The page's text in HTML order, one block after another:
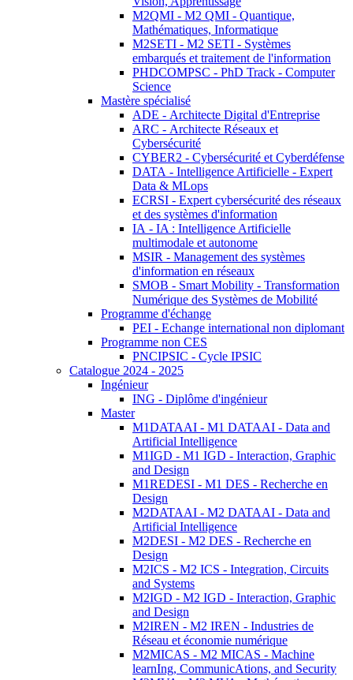
M2QMI - M2 QMI - Quantique,
Mathématiques, Informatique
M2SETI - M2 SETI - Systèmes
embarqués et traitement de l'information
PHDCOMPSC - PhD Track - Computer
Science
Mastère spécialisé
ADE - Architecte Digital d'Entreprise
ARC - Architecte Réseaux et
Cybersécurité
CYBER2 - Cybersécurité et Cyberdéfense
DATA - Intelligence Artificielle - Expert
Data & MLops
ECRSI - Expert cybersécurité des réseaux
et des systèmes d'information
IA - IA : Intelligence Artificielle
multimodale et autonome
MSIR - Management des systèmes
d'information en réseaux
SMOB - Smart Mobility - Transformation
Numérique des Systèmes de Mobilité
Programme d'échange
PEI - Echange international non diplomant
Programme non CES
PNCIPSIC - Cycle IPSIC
Catalogue 2024 - 2025
Ingénieur
ING - Diplôme d'ingénieur
Master
M1DATAAI - M1 DATAAI - Data and
Artificial Intelligence
M1IGD - M1 IGD - Interaction, Graphic
and Design
M1REDESI - M1 DES - Recherche en
Design
M2DATAAI - M2 DATAAI - Data and
Artificial Intelligence
M2DESI - M2 DES - Recherche en
Design
M2ICS - M2 ICS - Integration, Circuits
and Systems
M2IGD - M2 IGD - Interaction, Graphic
and Design
M2IREN - M2 IREN - Industries de
Réseau et économie numérique
M2MICAS - M2 MICAS - Machine
learnIng, CommunicAtions, and Security